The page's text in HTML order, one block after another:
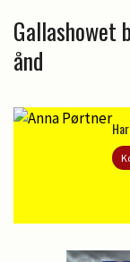
Gallashowet
ånd